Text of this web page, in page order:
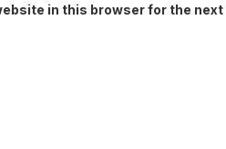
in this browser for the next